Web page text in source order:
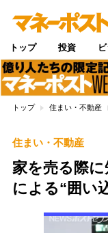
トップ 投資
トップ 住まい・不動産
住まい・不動産
家を売る際
による“囲い